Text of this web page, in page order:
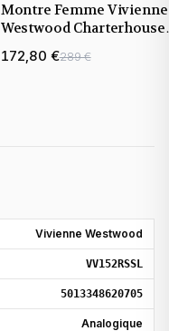
Montre Femme Vivienne
Westwood Charterhouse
VV244SLSR bracelet
en acier cadran argenté
172,80 €289 €
Vivienne Westwood
VV152RSSL
5013348620705
Analogique